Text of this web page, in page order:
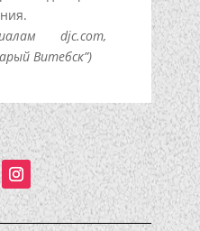
djc.com,
Витебск”)